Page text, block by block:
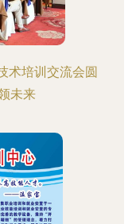
术培训交流会圆
未来